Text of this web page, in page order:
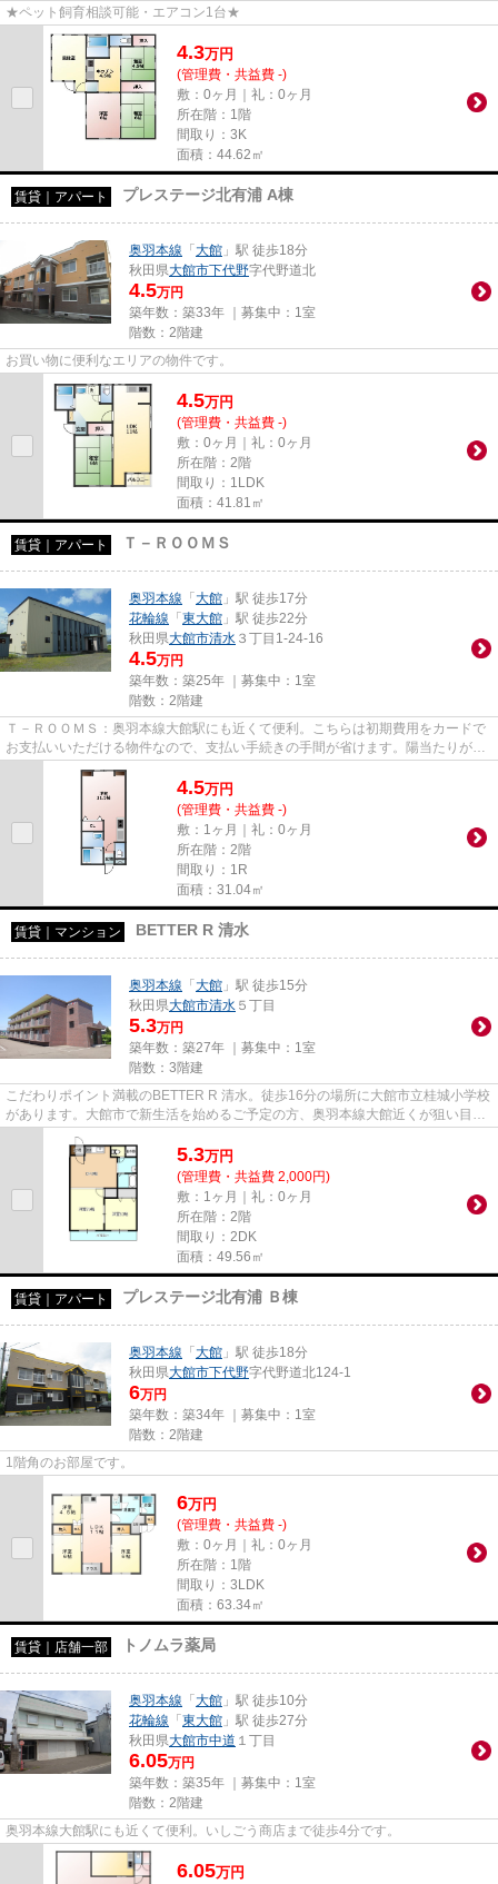
★ペット飼育相談可能・エアコン1台★
4.3万円
(管理費・共益費 -)
敷：0ヶ月｜礼：0ヶ月
所在階：1階
間取り：3K
面積：44.62㎡
賃貸｜アパート プレステージ北有浦 A棟
奥羽本線 「 大館 」駅 徒歩18分
秋田県大館市下代野字代野道北
4.5万円
築年数：築33年 ｜募集中： 1室
階数：2階建
お買い物に便利なエリアの物件です。
4.5万円
(管理費・共益費 -)
敷：0ヶ月｜礼：0ヶ月
所在階：2階
間取り：1LDK
面積：41.81㎡
賃貸｜アパート Ｔ－ＲＯＯＭＳ
奥羽本線 「 大館 」駅 徒歩17分
花輪線 「 東大館 」駅 徒歩22分
秋田県大館市清水 ３丁目1-24-16
4.5万円
築年数：築25年 ｜募集中： 1室
階数：2階建
Ｔ－ＲＯＯＭＳ：奥羽本線大館駅にも近くて便利。こちらは初期費用をカードで
お支払いいただける物件なので、支払い手続きの手間が省けます。陽当たりがよ
く、洗濯物がよく乾く物件で...
4.5万円
(管理費・共益費 -)
敷：1ヶ月｜礼：0ヶ月
所在階：2階
間取り：1R
面積：31.04㎡
賃貸｜マンション BETTER R 清水
奥羽本線 「 大館 」駅 徒歩15分
秋田県大館市清水 ５丁目
5.3万円
築年数：築27年 ｜募集中： 1室
階数：3階建
こだわりポイント満載のBETTER R 清水。徒歩16分の場所に大館市立桂城小学校
があります。大館市で新生活を始めるご予定の方、奥羽本線大館近くが狙い目で
す。お問い合わせは株式会社リ...
5.3万円
(管理費・共益費 2,000円)
敷：1ヶ月｜礼：0ヶ月
所在階：2階
間取り：2DK
面積：49.56㎡
賃貸｜アパート プレステージ北有浦 Ｂ棟
奥羽本線 「 大館 」駅 徒歩18分
秋田県大館市下代野字代野道北124-1
6万円
築年数：築34年 ｜募集中： 1室
階数：2階建
1階角のお部屋です。
6万円
(管理費・共益費 -)
敷：0ヶ月｜礼：0ヶ月
所在階：1階
間取り：3LDK
面積：63.34㎡
賃貸｜店舗一部 トノムラ薬局
奥羽本線 「 大館 」駅 徒歩10分
花輪線 「 東大館 」駅 徒歩27分
秋田県大館市中道 １丁目
6.05万円
築年数：築35年 ｜募集中： 1室
階数：2階建
奥羽本線大館駅にも近くて便利。いしごう商店まで徒歩4分です。
6.05万円